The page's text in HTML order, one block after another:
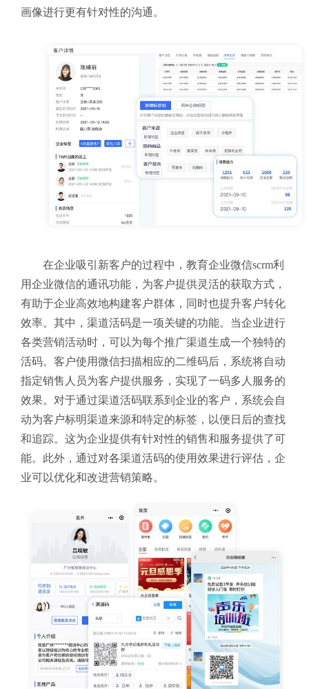
画像进行更有针对性的沟通。
在企业吸引新客户的过程中，教育企业微信scrm利
用企业微信的通讯功能，为客户提供灵活的获取方式，
有助于企业高效地构建客户群体，同时也提升客户转化
效率。其中，渠道活码是一项关键的功能。当企业进行
各类营销活动时，可以为每个推广渠道生成一个独特的
活码。客户使用微信扫描相应的二维码后，系统将自动
指定销售人员为客户提供服务，实现了一码多人服务的
效果。对于通过渠道活码联系到企业的客户，系统会自
动为客户标明渠道来源和特定的标签，以便日后的查找
和追踪。这为企业提供有针对性的销售和服务提供了可
能。此外，通过对各渠道活码的使用效果进行评估，企
业可以优化和改进营销策略。